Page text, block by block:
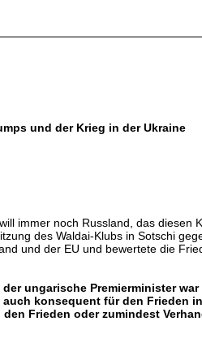
und der Krieg in der Ukraine
immer noch Russland, das diesen
des Waldai-Klubs in Sotschi
und der EU und bewertete die
ungarische Premierminister
konsequent für den Frieden
Frieden oder zumindest